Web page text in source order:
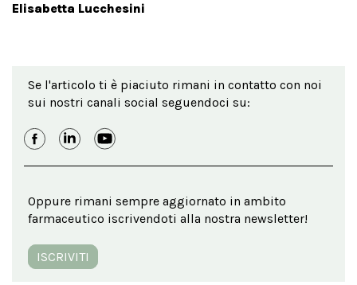
Elisabetta Lucchesini
Se l'articolo ti è piaciuto rimani in contatto con noi
sui nostri canali social seguendoci su:
Oppure rimani sempre aggiornato in ambito
farmaceutico iscrivendoti alla nostra newsletter!
ISCRIVITI